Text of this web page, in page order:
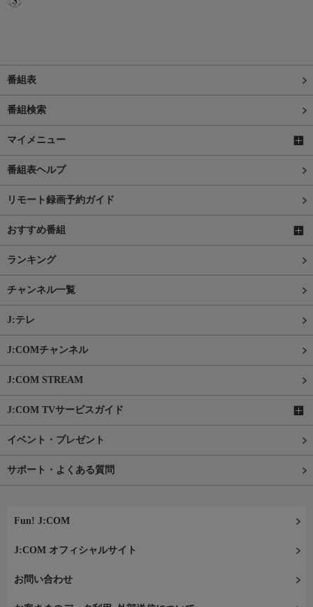
番組表
番組検索
マイメニュー
番組表ヘルプ
リモート録画予約ガイド
おすすめ番組
ランキング
チャンネル一覧
J:テレ
J:COMチャンネル
J:COM STREAM
J:COM TVサービスガイド
イベント・プレゼント
サポート・よくある質問
Fun! J:COM
J:COM オフィシャルサイト
お問い合わせ